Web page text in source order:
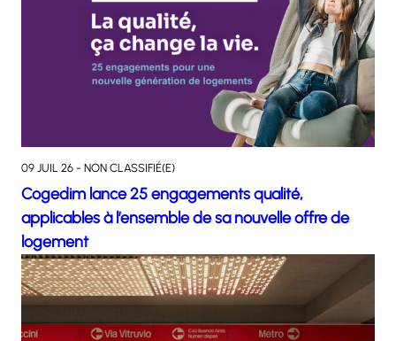
09 JUIL 26 - NON CLASSIFIÉ(E)
Cogedim lance 25 engagements qualité,
applicables à l’ensemble de sa nouvelle offre de
logement